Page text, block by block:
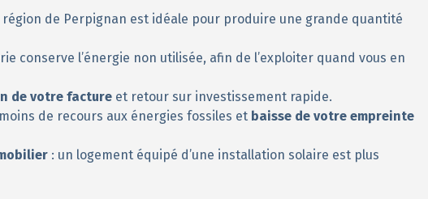
région de Perpignan est idéale pour produire une grande quantité
conserve l’énergie non utilisée, afin de l’exploiter quand vous en
de votre facture et retour sur investissement rapide.
de recours aux énergies fossiles et baisse de votre empreinte
: un logement équipé d’une installation solaire est plus